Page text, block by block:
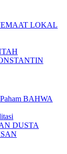
LOKAL
BAHWA
DUSTA